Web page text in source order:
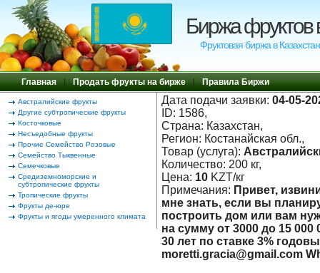
Биржа фруктов
Фруктовая биржа в
Главная | Продать фрукты на бирже | Правила Биржи
Австралийские фрукты
Другие субтропические фрукты
Косточковые
Несъедобные фрукты
Прочие Семейство Розовые
Семейство Тыквенные
Семечковые
Средиземноморские и
субтропические фрукты
Тропические фрукты
Фрукты де-юре
Фрукты и ягоды умеренного климата
Дата подачи заявки: 04-05-
ID: 1586,
Страна: Казахстан,
Регион: Костанайская обл.,
Товар (услуга):
Количество: 200 кг,
Цена: 10 KZT/кг
Примечания: Привет,
мне знать, если вы
построить дом или вам
на сумму от 3000 до 15
30 лет по ставке 3%
moretti.gracia@gmail.com